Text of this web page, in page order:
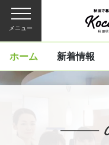
メニュー
ホーム 新着情報